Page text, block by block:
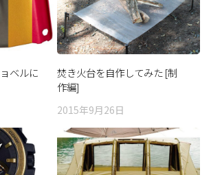
ベルに
焚き火台を自作してみた [制
作編]
2015年9月26日